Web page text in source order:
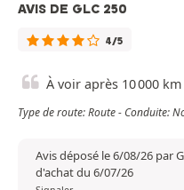
AVIS DE GLC 250
4/5
À voir après 10 000
Type de route: Route - Conduite:
Avis déposé le 6/08/26 par
d'achat du 6/07/26